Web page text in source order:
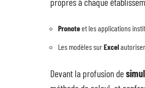
Pronoteet les applications
Les modèles surExcel
Devant la profusion de